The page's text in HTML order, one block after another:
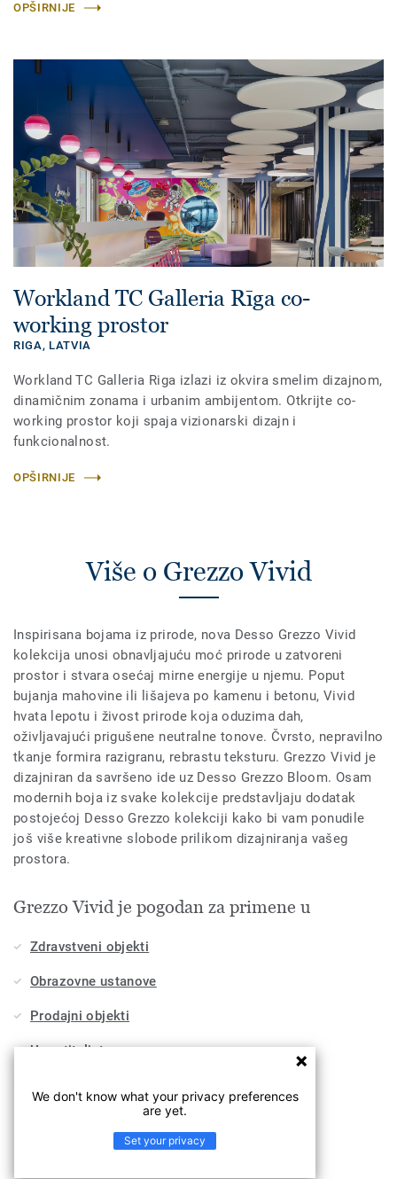
OPŠIRNIJE
Workland TC Galleria Rīga co-
working prostor
RIGA, LATVIA
Workland TC Galleria Riga izlazi iz okvira smelim dizajnom,
dinamičnim zonama i urbanim ambijentom. Otkrijte co-
working prostor koji spaja vizionarski dizajn i
funkcionalnost.
OPŠIRNIJE
Više o Grezzo Vivid
Inspirisana bojama iz prirode, nova Desso Grezzo Vivid
kolekcija unosi obnavljajuću moć prirode u zatvoreni
prostor i stvara osećaj mirne energije u njemu. Poput
bujanja mahovine ili lišajeva po kamenu i betonu, Vivid
hvata lepotu i živost prirode koja oduzima dah,
oživljavajući prigušene neutralne tonove. Čvrsto, nepravilno
tkanje formira razigranu, rebrastu teksturu. Grezzo Vivid je
dizajniran da savršeno ide uz Desso Grezzo Bloom. Osam
modernih boja iz svake kolekcije predstavljaju dodatak
postojećoj Desso Grezzo kolekciji kako bi vam ponudile
još više kreativne slobode prilikom dizajniranja vašeg
prostora.
Grezzo Vivid je pogodan za primene u
Zdravstveni objekti
Obrazovne ustanove
Prodajni objekti
Ugostiteljstvo
We don't know what your privacy preferences
are yet.
Set your privacy